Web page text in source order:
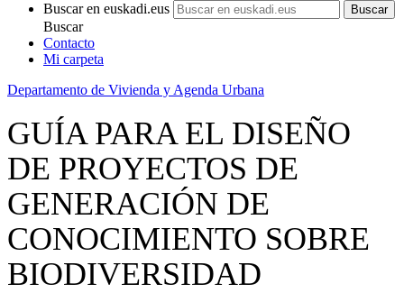
Buscar en euskadi.eus
Buscar
Contacto
Mi carpeta
Departamento de Vivienda y Agenda Urbana
GUÍA PARA EL DISEÑO
DE PROYECTOS DE
GENERACIÓN DE
CONOCIMIENTO SOBRE
BIODIVERSIDAD